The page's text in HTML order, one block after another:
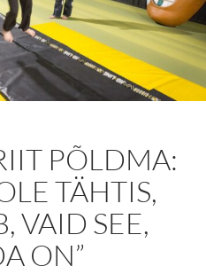
PÕLDMA:
TÄHTIS,
VAID SEE,
ON”